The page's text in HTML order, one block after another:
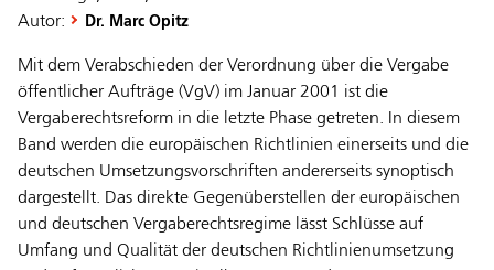
Autor:
Dr. Marc Opitz
Mit dem Verabschieden der Verordnung über die Vergabe
öffentlicher Aufträge (VgV) im Januar 2001 ist die
Vergaberechtsreform in die letzte Phase getreten. In diesem
Band werden die europäischen Richtlinien einerseits und die
deutschen Umsetzungsvorschriften andererseits synoptisch
dargestellt. Das direkte Gegenüberstellen der europäischen
und deutschen Vergaberechtsregime lässt Schlüsse auf
Umfang und Qualität der deutschen Richtlinienumsetzung